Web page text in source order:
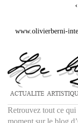
www.olivierberni-
Retrouvez tout ce
moment sur le blog